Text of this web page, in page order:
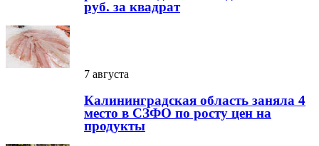
руб. за квадрат
7 августа
Калининградская область заняла 4
место в СЗФО по росту цен на
продукты